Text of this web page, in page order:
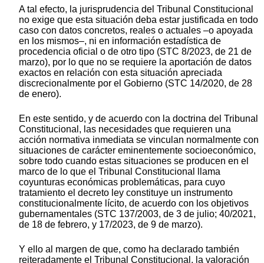
A tal efecto, la jurisprudencia del Tribunal Constitucional
no exige que esta situación deba estar justificada en todo
caso con datos concretos, reales o actuales –o apoyada
en los mismos–, ni en información estadística de
procedencia oficial o de otro tipo (STC 8/2023, de 21 de
marzo), por lo que no se requiere la aportación de datos
exactos en relación con esta situación apreciada
discrecionalmente por el Gobierno (STC 14/2020, de 28
de enero).
En este sentido, y de acuerdo con la doctrina del Tribunal
Constitucional, las necesidades que requieren una
acción normativa inmediata se vinculan normalmente con
situaciones de carácter eminentemente socioeconómico,
sobre todo cuando estas situaciones se producen en el
marco de lo que el Tribunal Constitucional llama
coyunturas económicas problemáticas, para cuyo
tratamiento el decreto ley constituye un instrumento
constitucionalmente lícito, de acuerdo con los objetivos
gubernamentales (STC 137/2003, de 3 de julio; 40/2021,
de 18 de febrero, y 17/2023, de 9 de marzo).
Y ello al margen de que, como ha declarado también
reiteradamente el Tribunal Constitucional, la valoración